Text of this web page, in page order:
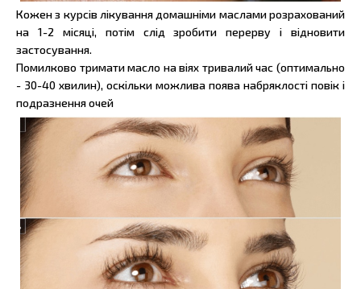
Кожен з курсів лікування домашніми маслами розрахований
на 1-2 місяці, потім слід зробити перерву і відновити
застосування.
Помилково тримати масло на віях тривалий час (оптимально
- 30-40 хвилин), оскільки можлива поява набряклості повік і
подразнення очей